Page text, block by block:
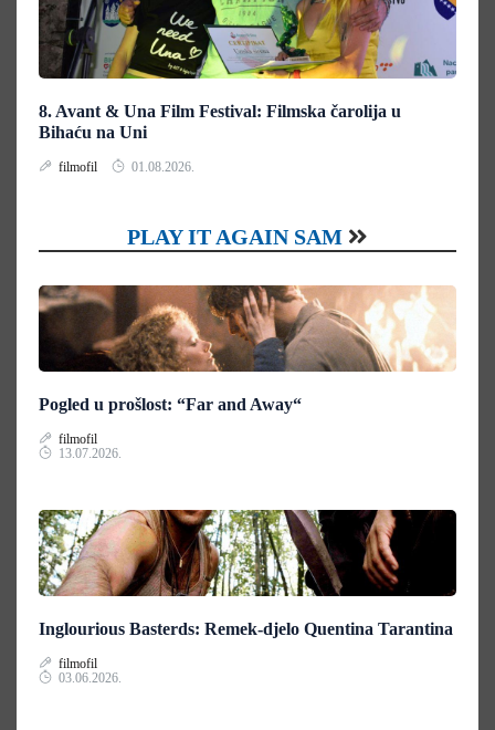
8. Avant & Una Film Festival: Filmska čarolija u
Bihaću na Uni
filmofil 01.08.2026.
PLAY IT AGAIN SAM
Pogled u prošlost: “Far and Away“
filmofil
13.07.2026.
Inglourious Basterds: Remek-djelo Quentina Tarantina
filmofil
03.06.2026.